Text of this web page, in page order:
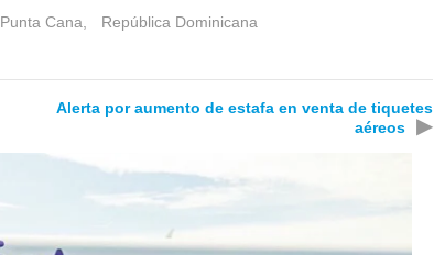
Punta Cana
República Dominicana
Alerta por aumento de estafa en venta de tiquetes
aéreos
▶